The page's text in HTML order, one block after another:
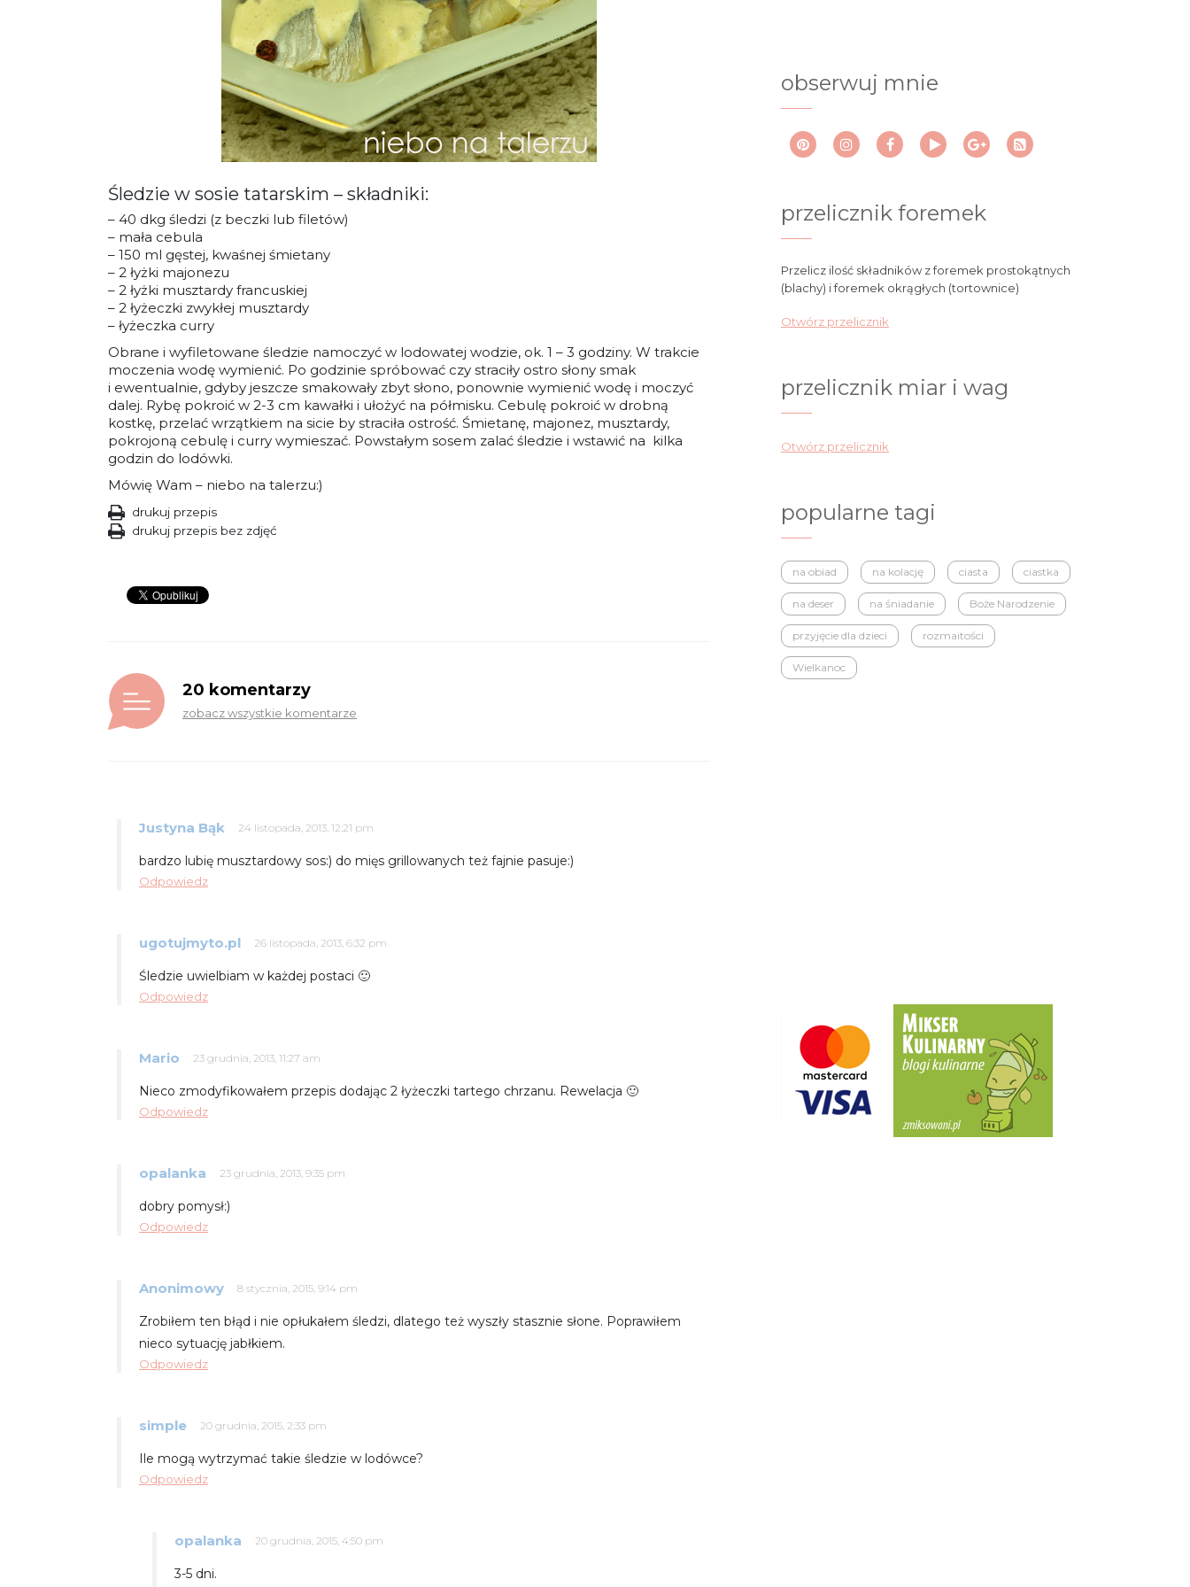
Śledzie w sosie tatarskim – składniki:
– 40 dkg śledzi (z beczki lub filetów)
– mała cebula
– 150 ml gęstej, kwaśnej śmietany
– 2 łyżki majonezu
– 2 łyżki musztardy francuskiej
– 2 łyżeczki zwykłej musztardy
– łyżeczka curry
Obrane i wyfiletowane śledzie namoczyć w lodowatej wodzie, ok. 1 – 3 godziny. W trakcie
moczenia wodę wymienić. Po godzinie spróbować czy straciły ostro słony smak
i ewentualnie, gdyby jeszcze smakowały zbyt słono, ponownie wymienić wodę i moczyć
dalej. Rybę pokroić w 2-3 cm kawałki i ułożyć na półmisku. Cebulę pokroić w drobną
kostkę, przelać wrzątkiem na sicie by straciła ostrość. Śmietanę, majonez, musztardy,
pokrojoną cebulę i curry wymieszać. Powstałym sosem zalać śledzie i wstawić na kilka
godzin do lodówki.
Mówię Wam – niebo na talerzu:)
drukuj przepis
drukuj przepis bez zdjęć
20 komentarzy
zobacz wszystkie komentarze
Justyna Bąk 24 listopada, 2013, 12:21 pm
bardzo lubię musztardowy sos:) do mięs grillowanych też fajnie pasuje:)
Odpowiedz
ugotujmyto.pl 26 listopada, 2013, 6:32 pm
Śledzie uwielbiam w każdej postaci 🙂
Odpowiedz
Mario 23 grudnia, 2013, 11:27 am
Nieco zmodyfikowałem przepis dodając 2 łyżeczki tartego chrzanu. Rewelacja 🙂
Odpowiedz
opalanka 23 grudnia, 2013, 9:35 pm
dobry pomysł:)
Odpowiedz
Anonimowy 8 stycznia, 2015, 9:14 pm
Zrobiłem ten błąd i nie opłukałem śledzi, dlatego też wyszły stasznie słone. Poprawiłem
nieco sytuację jabłkiem.
Odpowiedz
simple 20 grudnia, 2015, 2:33 pm
Ile mogą wytrzymać takie śledzie w lodówce?
Odpowiedz
opalanka 20 grudnia, 2015, 4:50 pm
3-5 dni.
obserwuj mnie
przelicznik foremek
Przelicz ilość składników z foremek prostokątnych
(blachy) i foremek okrągłych (tortownice)
Otwórz przelicznik
przelicznik miar i wag
Otwórz przelicznik
popularne tagi
na obiad na kolację ciasta ciastka
na deser na śniadanie Boże Narodzenie
przyjęcie dla dzieci rozmaitości
Wielkanoc